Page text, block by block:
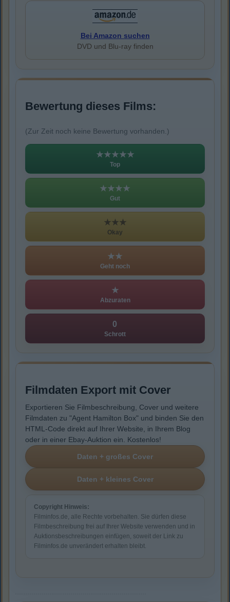
Bei Amazon suchen
DVD und Blu-ray finden
Bewertung dieses Films:
(Zur Zeit noch keine Bewertung vorhanden.)
★★★★★
Top
★★★★
Gut
★★★
Okay
★★
Geht noch
★
Abzuraten
0
Schrott
Filmdaten Export mit Cover
Exportieren Sie Filmbeschreibung, Cover und weitere
Filmdaten zu "Agent Hamilton Box" und binden Sie den
HTML-Code direkt auf Ihrer Website, in Ihrem Blog
oder in einer Ebay-Auktion ein. Kostenlos!
Copyright Hinweis:
Filminfos.de, alle Rechte vorbehalten. Sie dürfen diese
Filmbeschreibung frei auf Ihrer Website verwenden und in
Auktionsbeschreibungen einfügen, soweit der Link zu
Filminfos.de unverändert erhalten bleibt.